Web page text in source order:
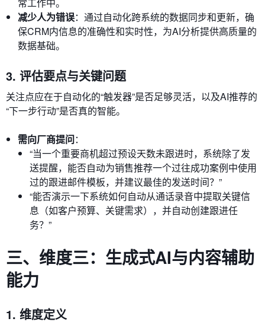
减少人为错误：通过自动化跨系统的数据同步和更新，确
保CRM内信息的准确性和实时性，为AI分析提供高质量的
数据基础。
3. 评估要点与关键问题
关注点应在于自动化的“触发器”是否足够灵活，以及AI推荐的
“下一步行动”是否真的智能。
需向厂商提问：
“当一个重要商机超过预设天数未跟进时，系统除了发
送提醒，能否自动为销售推荐一个过往成功案例中使用
过的跟进邮件模板，并建议最佳的发送时间？”
“能否演示一下系统如何自动从通话录音中提取关键信
息（如客户预算、关键需求），并自动创建跟进任
务？”
三、维度三：生成式AI与内容辅助
能力
1. 维度定义